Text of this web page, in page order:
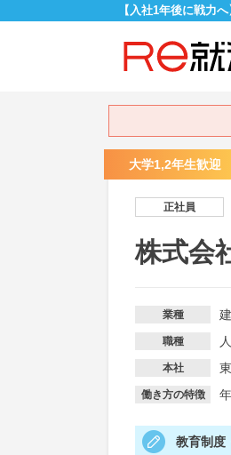
【入社1年後に戦力
大学1,2年生歓迎
正社員
株式会
業種
職種
本社
働き方の特徴
教育制度